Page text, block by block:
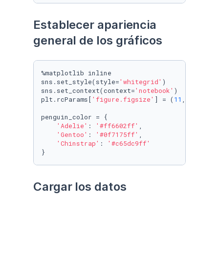
Establecer apariencia
general de los gráficos
%matplotlib inline
sns.set_style(style='whitegrid' )
sns.set_context(context='notebook' )
plt.rcParams[ 'figure.figsize' ] = ( 11 ,
penguin_color = {
'Adelie' : '#ff6602ff' ,
'Gentoo' : '#0f7175ff' ,
'Chinstrap' :
'#c65dc9ff'
}
Cargar los datos